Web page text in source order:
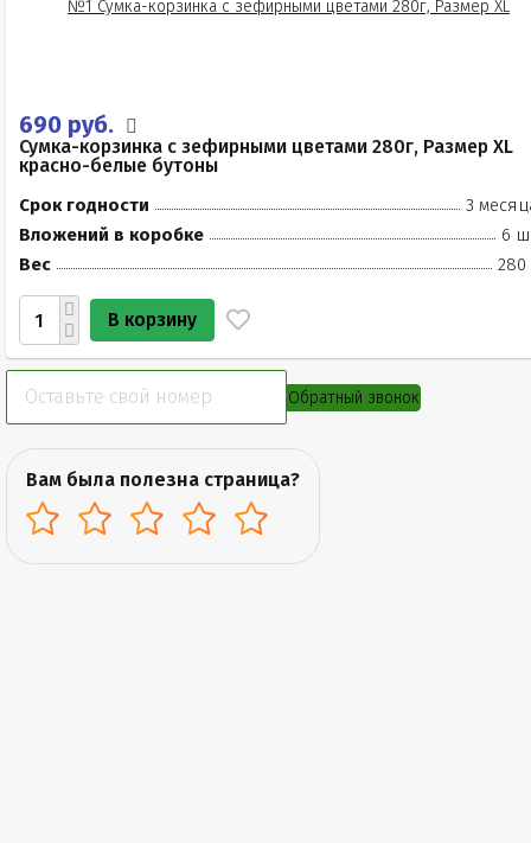
690 руб.
Сумка-корзинка с зефирными цветами 280г, Размер XL
красно-белые бутоны
Срок годности
3
Вложений в коробке
6
Вес
280
В корзину
Обратный звонок
Вам была полезна страница?